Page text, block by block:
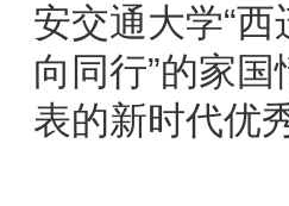
安交通大学“
向同行”的家
表的新时代优